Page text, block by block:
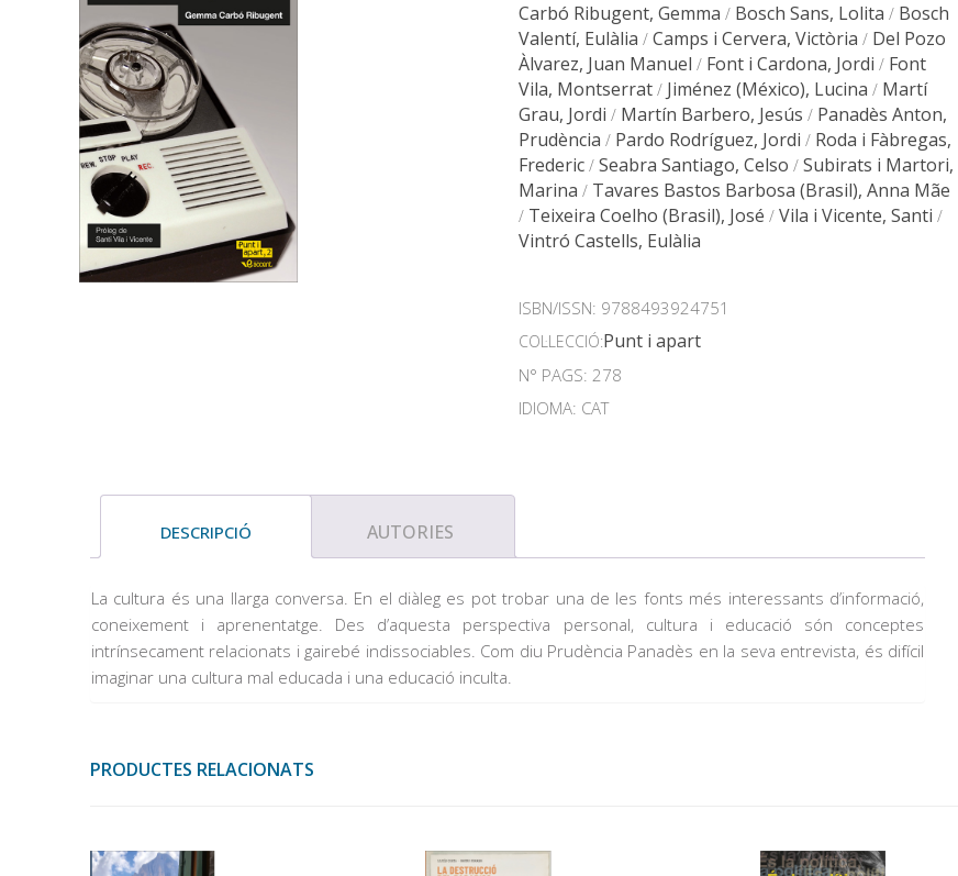
Carbó Ribugent, Gemma / Bosch Sans, Lolita / Bosch
Valentí, Eulàlia / Camps i Cervera, Victòria / Del Pozo
Àlvarez, Juan Manuel / Font i Cardona, Jordi / Font
Vila, Montserrat / Jiménez (México), Lucina / Martí
Grau, Jordi / Martín Barbero, Jesús / Panadès Anton,
Prudència / Pardo Rodríguez, Jordi / Roda i Fàbregas,
Frederic / Seabra Santiago, Celso / Subirats i Martori,
Marina / Tavares Bastos Barbosa (Brasil), Anna Mãe
/ Teixeira Coelho (Brasil), José / Vila i Vicente, Santi /
Vintró Castells, Eulàlia
ISBN/ISSN: 9788493924751
COL·LECCIÓ:Punt i apart
N° PAGS: 278
IDIOMA: CAT
DESCRIPCIÓ AUTORIES
La cultura és una llarga conversa. En el diàleg es pot trobar una de les fonts més interessants d’informació,
coneixement i aprenentatge. Des d’aquesta perspectiva personal, cultura i educació són conceptes
intrínsecament relacionats i gairebé indissociables. Com diu Prudència Panadès en la seva entrevista, és difícil
imaginar una cultura mal educada i una educació inculta.
PRODUCTES RELACIONATS